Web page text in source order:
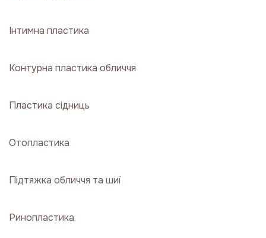
Інтимна пластика
Контурна пластика обличчя
Пластика сідниць
Отопластика
Підтяжка обличчя та шиї
Ринопластика